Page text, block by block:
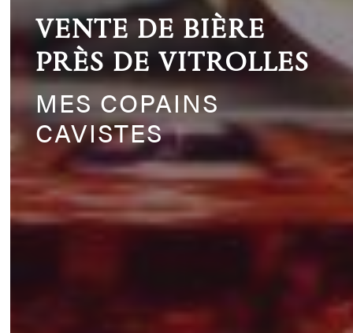
VENTE DE BIÈRE
PRÈS DE VITROLLES
MES COPAINS
CAVISTES